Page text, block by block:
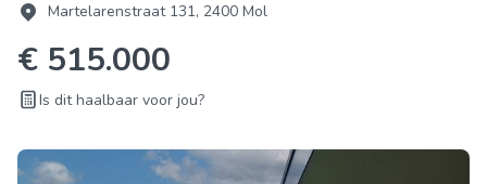
Martelarenstraat 131, 2400 Mol
€ 515.000
Is dit haalbaar voor jou?